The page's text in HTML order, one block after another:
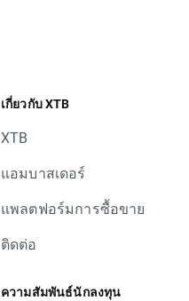
เกี่ยวกับ XTB
XTB
แอมบาสเดอร์
แพลตฟอร์มการซื้อขาย
ติดต่อ
ความสัมพันธ์นักลงทุน